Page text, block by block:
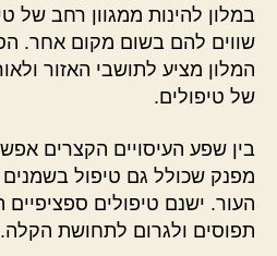
במלון להינות ממגוון רחב של
שווים להם בשום מקום אחר.
המלון מציע לתושבי האזור
של טיפולים.
בין שפע העיסויים הקצרים
מפנק שכולל גם טיפול בשמנים
העור. ישנם טיפולים
תפוסים ולגרום לתחושת הקלה.